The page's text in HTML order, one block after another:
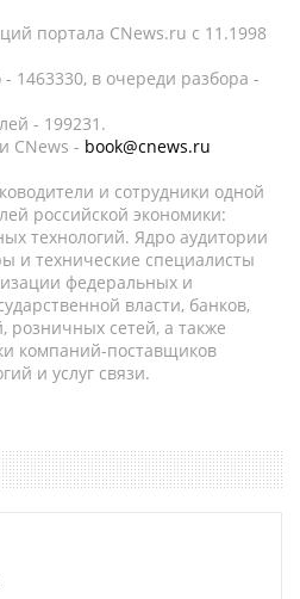
портала CNews.ru c 11.1998
1463330, в очереди разбора -
- 199231.
CNews - book@cnews.ru
и сотрудники одной
российской экономики:
технологий. Ядро аудитории
и технические специалисты
федеральных и
власти, банков,
сетей, а также
компаний-поставщиков
и услуг связи.